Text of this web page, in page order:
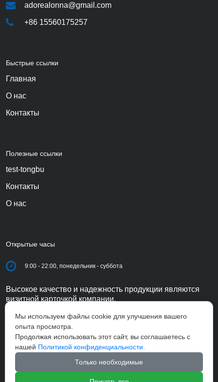
adorealonna@gmail.com
+86 15560175257
Быстрые ссылки
Главная
О нас
Контакты
Полезные ссылки
test-tongbu
Контакты
О нас
Открытые часы
9:00 - 22:00, понедельник - суббота
Высокое качество и надежность продукции являются
визитной карточкой компании.
Мы используем файлы cookie для улучшения вашего
опыта просмотра.
Продолжая использовать этот сайт, вы соглашаетесь с
нашей Политикой конфиденциальности.
Только необходимые